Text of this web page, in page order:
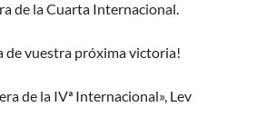
de la Cuarta Internacional.
de vuestra próxima victoria!
de la IVª Internacional», Lev